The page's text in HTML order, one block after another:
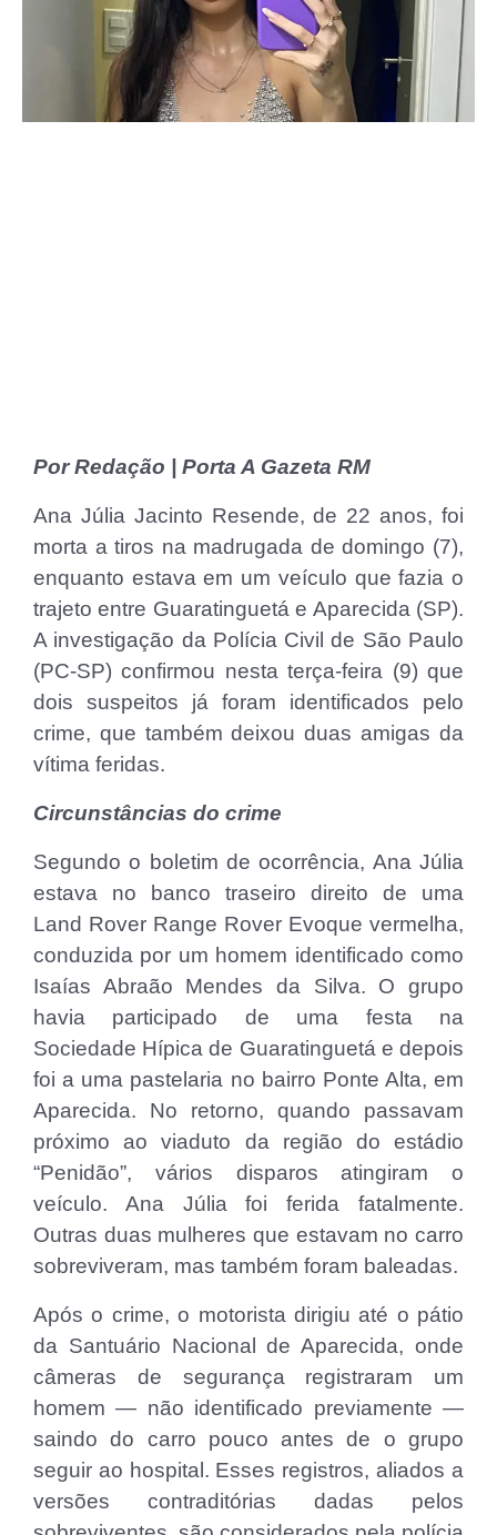
Por Redação | Porta A Gazeta RM
Ana Júlia Jacinto Resende, de 22 anos, foi
morta a tiros na madrugada de domingo (7),
enquanto estava em um veículo que fazia o
trajeto entre Guaratinguetá e Aparecida (SP).
A investigação da Polícia Civil de São Paulo
(PC-SP) confirmou nesta terça-feira (9) que
dois suspeitos já foram identificados pelo
crime, que também deixou duas amigas da
vítima feridas.
Circunstâncias do crime
Segundo o boletim de ocorrência, Ana Júlia
estava no banco traseiro direito de uma
Land Rover Range Rover Evoque vermelha,
conduzida por um homem identificado como
Isaías Abraão Mendes da Silva. O grupo
havia participado de uma festa na
Sociedade Hípica de Guaratinguetá e depois
foi a uma pastelaria no bairro Ponte Alta, em
Aparecida. No retorno, quando passavam
próximo ao viaduto da região do estádio
“Penidão”, vários disparos atingiram o
veículo. Ana Júlia foi ferida fatalmente.
Outras duas mulheres que estavam no carro
sobreviveram, mas também foram baleadas.
Após o crime, o motorista dirigiu até o pátio
da Santuário Nacional de Aparecida, onde
câmeras de segurança registraram um
homem — não identificado previamente —
saindo do carro pouco antes de o grupo
seguir ao hospital. Esses registros, aliados a
versões contraditórias dadas pelos